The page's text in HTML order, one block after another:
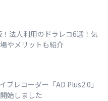
法人利用のドラレコ6選！気
やメリットも紹介
ブレコーダー「AD Plus2.0」
始しました